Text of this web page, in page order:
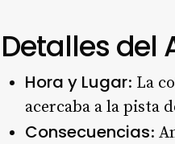
Detalles del
Hora y Lugar: La
acercaba a la pista
Consecuencias: